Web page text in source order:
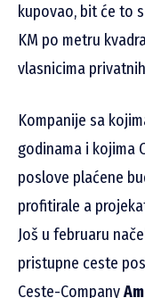
kupovao, bit će to
KM po metru
vlasnicima
Kompanije sa
godinama i kojima
poslove plaćene
profitirale a
Još u februaru
pristupne ceste
Ceste-Company